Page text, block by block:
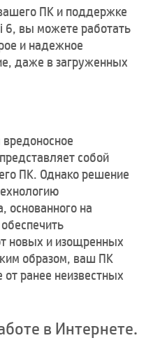
ПК и поддержке
6, вы можете работать
и надежное
даже в загруженных
собой
ПК. Однако решение
основанного на
новых и изощренных
образом, ваш ПК
ранее неизвестных
в Интернете.